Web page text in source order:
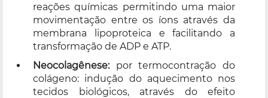
reações químicas permitindo uma maior
movimentação entre os íons através da
membrana lipoproteica e facilitando a
transformação de ADP e ATP.
Neocolagênese:por termocontração do
colágeno: indução do aquecimento nos
tecidos biológicos, através do efeito